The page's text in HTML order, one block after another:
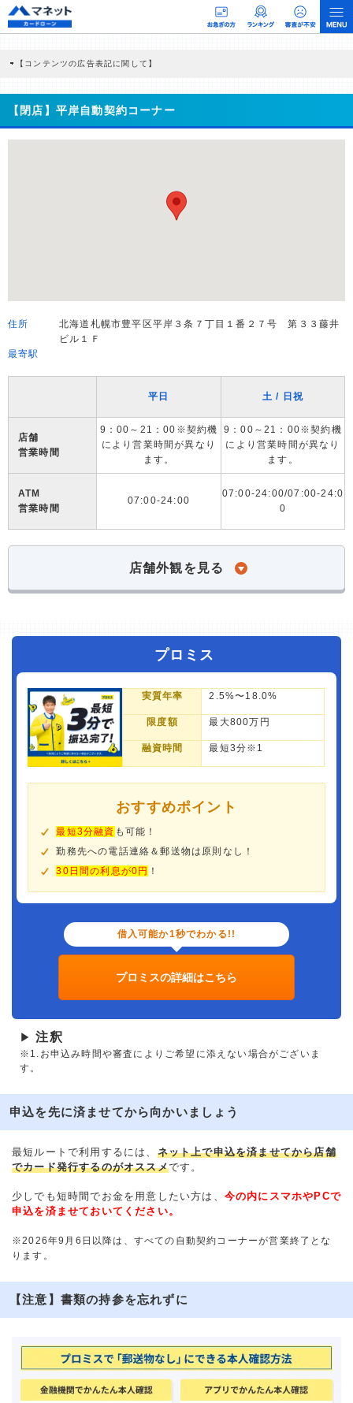
【コンテンツの広告表記に関して】
商品を根拠なくPRするものではなく、当編集部の調査／ユーザーへの口コミ収集な
どに基づき、公平性を担保した情報提供を行っています。
>提携企業一覧
【閉店】平岸自動契約コーナー
住所
北海道札幌市豊平区平岸３条７丁目１番２７号 第３３藤井
ビル１Ｆ
最寄駅
平日 土 / 日祝
店舗
営業時間
9：00～21：00※契約機
により営業時間が異なり
ます。
9：00～21：00※契約機
により営業時間が異なり
ます。
ATM
営業時間
07:00-24:00
07:00-24:00/07:00-24:0
0
店舗外観を見る
プロミス
実質年率 2.5%〜18.0%
限度額 最大800万円
融資時間 最短3分※1
おすすめポイント
最短3分融資 も可能！
勤務先への電話連絡＆郵送物は原則なし！
30日間の利息が0円 ！
借入可能か1秒でわかる!!
プロミスの詳細はこちら
▶ 注釈
※1.お申込み時間や審査によりご希望に添えない場合がございま
す。
申込を先に済ませてから向かいましょう
最短ルートで利用するには、 ネット上で申込を済ませてから店舗
でカード発行するのがオススメです。
少しでも短時間でお金を用意したい方は、 今の内にスマホやPCで
申込を済ませておいてください。
※2026年9月6日以降は、すべての自動契約コーナーが営業終了とな
ります。
【注意】書類の持参を忘れずに